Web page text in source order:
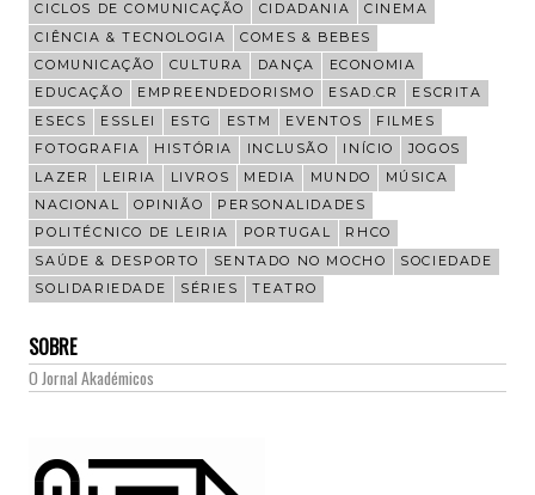
CICLOS DE COMUNICAÇÃO
CIDADANIA
CINEMA
CIÊNCIA & TECNOLOGIA
COMES & BEBES
COMUNICAÇÃO
CULTURA DANÇA
ECONOMIA
EDUCAÇÃO
EMPREENDEDORISMO ESAD.CR
ESCRITA
ESECS
ESSLEI ESTG ESTM EVENTOS
FILMES
FOTOGRAFIA
HISTÓRIA INCLUSÃO INÍCIO
JOGOS
LAZER
LEIRIA LIVROS MEDIA MUNDO
MÚSICA
NACIONAL
OPINIÃO
PERSONALIDADES
POLITÉCNICO DE LEIRIA
PORTUGAL
RHCO
SAÚDE & DESPORTO
SENTADO NO MOCHO
SOCIEDADE
SOLIDARIEDADE
SÉRIES TEATRO
SOBRE
O Jornal Akadémicos